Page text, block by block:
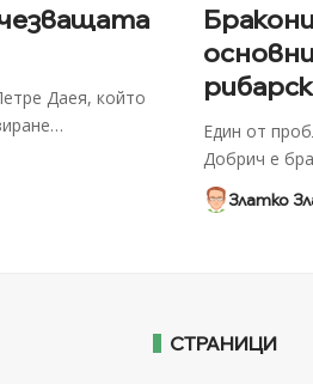
Даея, който
…
Един от
Добрич е
Златко
СТРАНИЦИ